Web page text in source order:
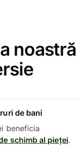
noastră
de bani
beneficia
schimb al pieței.